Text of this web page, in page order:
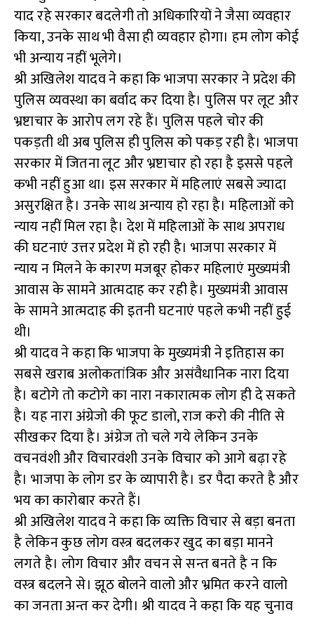
याद रहे सरकार बदलेगी तो अधिकारियों ने जैसा व्यवहार
किया, उनके साथ भी वैसा ही व्यवहार होगा। हम लोग कोई
भी अन्याय नहीं भूलेगे।
श्री अखिलेश यादव ने कहा कि भाजपा सरकार ने प्रदेश की
पुलिस व्यवस्था का बर्वाद कर दिया है। पुलिस पर लूट और
भ्रष्टाचार के आरोप लग रहे हैं। पुलिस पहले चोर की
पकड़ती थी अब पुलिस ही पुलिस को पकड़ रही है। भाजपा
सरकार में जितना लूट और भ्रष्टाचार हो रहा है इससे पहले
कभी नहीं हुआ था। इस सरकार में महिलाएं सबसे ज्यादा
असुरक्षित है। उनके साथ अन्याय हो रहा है। महिलाओं को
न्याय नहीं मिल रहा है। देश में महिलाओं के साथ अपराध
की घटनाएं उत्तर प्रदेश में हो रही है। भाजपा सरकार में
न्याय न मिलने के कारण मजबूर होकर महिलाएं मुख्यमंत्री
आवास के सामने आत्मदाह कर रही है। मुख्यमंत्री आवास
के सामने आत्मदाह की इतनी घटनाएं पहले कभी नहीं हुई
थी।
श्री यादव ने कहा कि भाजपा के मुख्यमंत्री ने इतिहास का
सबसे खराब अलोकतांत्रिक और असंवैधानिक नारा दिया
है। बटोगे तो कटोगे का नारा नकारात्मक लोग ही दे सकते
है। यह नारा अंग्रेजो की फूट डालो, राज करो की नीति से
सीखकर दिया है। अंग्रेज तो चले गये लेकिन उनके
वचनवंशी और विचारवंशी उनके विचार को आगे बढ़ा रहे
है। भाजपा के लोग डर के व्यापारी है। डर पैदा करते है और
भय का कारोबार करते हैं।
श्री अखिलेश यादव ने कहा कि व्यक्ति विचार से बड़ा बनता
है लेकिन कुछ लोग वस्त्र बदलकर खुद का बड़ा मानने
लगते है। लोग विचार और वचन से सन्त बनते है न कि
वस्त्र बदलने से। झूठ बोलने वालो और भ्रमित करने वालो
का जनता अन्त कर देगी। श्री यादव ने कहा कि यह चुनाव